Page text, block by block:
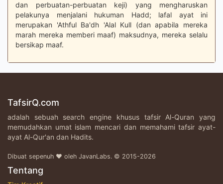
dan perbuatan-perbuatan keji) yang mengharuskan
pelakunya menjalani hukuman Hadd; lafal ayat ini
merupakan 'Athful Ba'dh 'Alal Kull (dan apabila mereka
marah mereka memberi maaf) maksudnya, mereka selalu
bersikap maaf.
TafsirQ.com
adalah sebuah search engine khusus tafsir Al-Quran yang
memudahkan umat islam mencari dan memahami tafsir ayat-
ayat Al-Qur'an dan Hadits.
Dibuat sepenuh ♥ oleh JavanLabs. © 2015-2026
Tentang